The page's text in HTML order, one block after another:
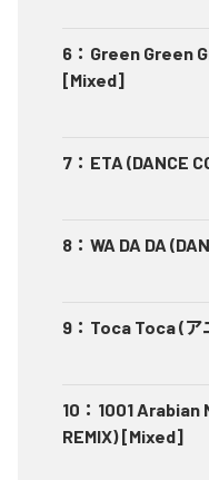
6 ： Green Green
[Mixed]
7 ： ETA (DANCE
8 ： WA DA DA
9 ： Toca Toca (ア
10 ： 1001 Arabian
REMIX) [Mixed]